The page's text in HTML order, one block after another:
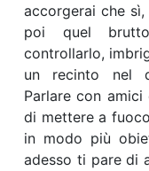
accorgerai che
poi quel
controllarlo,
un recinto nel
Parlare con
di mettere a
in modo più
adesso ti pare di